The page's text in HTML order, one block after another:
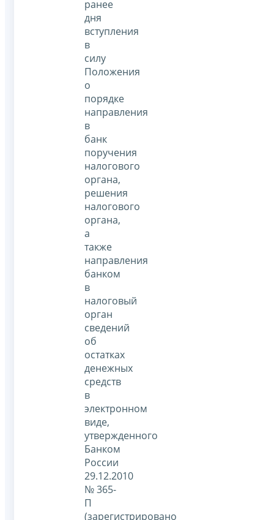
ранее
дня
вступления
в
силу
Положения
о
порядке
направления
в
банк
поручения
налогового
органа,
решения
налогового
органа,
а
также
направления
банком
в
налоговый
орган
сведений
об
остатках
денежных
средств
в
электронном
виде,
утвержденного
Банком
России
29.12.2010
№ 365-
П
(зарегистрировано